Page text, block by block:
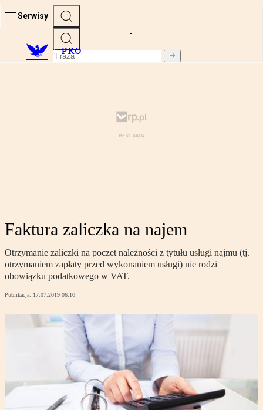
Serwisy
PRO
Faktura zaliczka na najem
Otrzymanie zaliczki na poczet należności z tytułu usługi najmu (tj.
otrzymaniem zapłaty przed wykonaniem usługi) nie rodzi
obowiązku podatkowego w VAT.
Publikacja: 17.07.2019 06:10